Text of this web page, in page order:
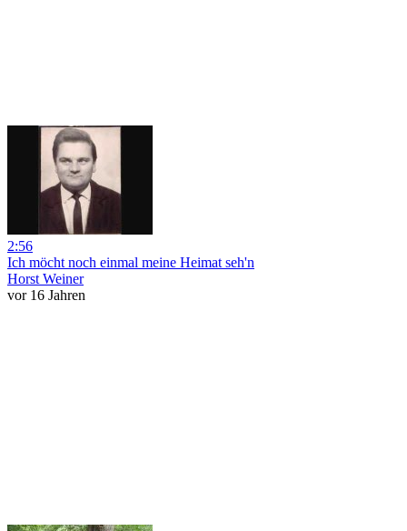
2:56
Ich möcht noch einmal meine Heimat seh'n
Horst Weiner
vor 16 Jahren